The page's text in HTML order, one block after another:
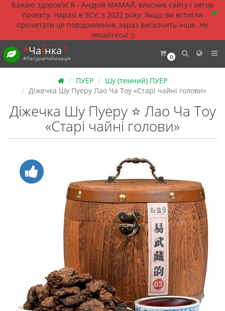
Бажаю здоровʼя! Я - Андрій МАМАЙ, власник сайту і автор
проекту. Наразі в ЗСУ, з 2022 року. Якщо ви встигли
прочитати це повідомлення, зараз вискочить інше. Не
лякайтесь! :)
0
*ЧаЇнка:)
#ЛагіднаЧаЇнізація
ПУЕР
Шу (темний) ПУЕР
Діжечка Шу Пуеру Лао Ча Тоу «Старі чайні голови»
Діжечка Шу Пуеру ⭐ Лао Ча Тоу
«Старі чайні голови»